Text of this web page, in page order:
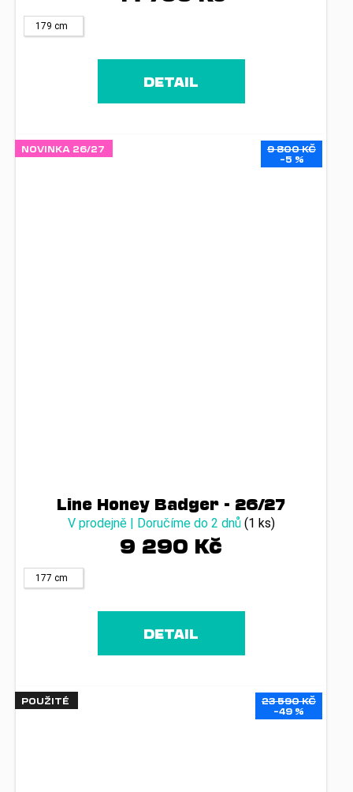
179 cm
DETAIL
NOVINKA 26/27
9 800 KČ
–5 %
Line Honey Badger - 26/27
V prodejně | Doručíme do 2 dnů (1 ks)
9 290 Kč
177 cm
DETAIL
POUŽITÉ
23 590 KČ
–49 %